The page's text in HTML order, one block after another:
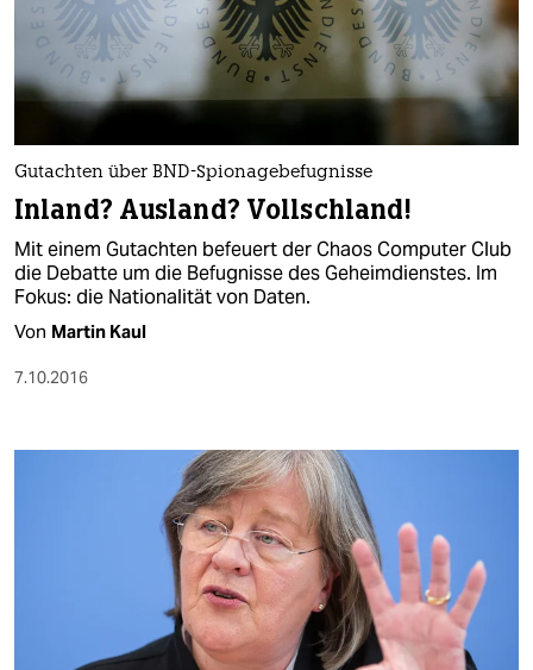
Gutachten über BND-Spionagebefugnisse
Inland? Ausland? Vollschland!
Mit einem Gutachten befeuert der Chaos Computer Club
die Debatte um die Befugnisse des Geheimdienstes. Im
Fokus: die Nationalität von Daten.
Von Martin Kaul
7.10.2016